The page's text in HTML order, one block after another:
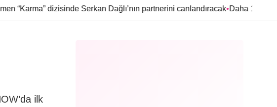
Serkan Dağlı’nın partnerini canlandıracak•Daha 17’ye Emir Sarıhan
ilk